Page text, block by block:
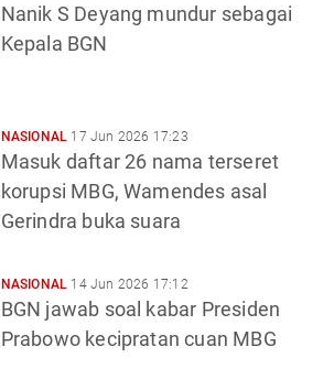
Nanik S Deyang mundur sebagai
Kepala BGN
NASIONAL 17 Jun 2026 17:23
Masuk daftar 26 nama terseret
korupsi MBG, Wamendes asal
Gerindra buka suara
NASIONAL 14 Jun 2026 17:12
BGN jawab soal kabar Presiden
Prabowo kecipratan cuan MBG